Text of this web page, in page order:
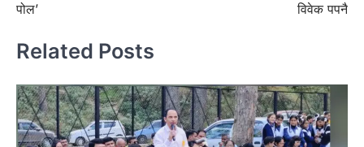
पोल’
विवेक पपनै
Related Posts